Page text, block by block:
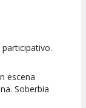
escena
Soberbia